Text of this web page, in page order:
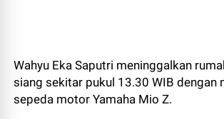
Wahyu Eka Saputri meninggalkan
siang sekitar pukul 13.30 WIB dengan
sepeda motor Yamaha Mio Z.